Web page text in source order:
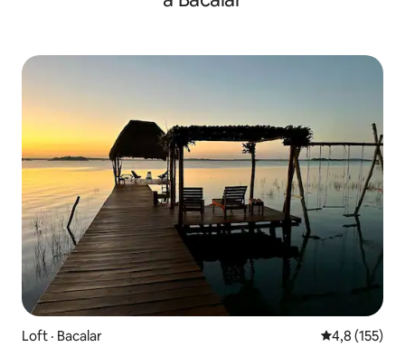
Loft · Bacalar Note
4,8 (155)